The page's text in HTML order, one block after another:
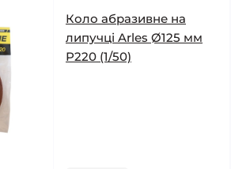
Коло абразивне на
липучці Arles Ø125 мм
Р220 (1/50)